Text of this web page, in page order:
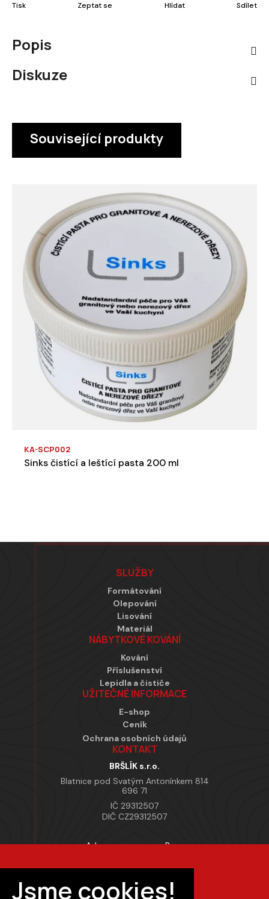
Jsme cookies!
Tisk Zeptat se Hlídat Sdílet
Popis
Diskuze
Související produkty
KA-SCP002
Sinks čistící a leštící pasta 200 ml
Zápatí
SLUŽBY
Formátování
Olepování
Lisování
Materiál
NÁBYTKOVÉ KOVÁNÍ
Kování
Příslušenství
Lepidla a čističe
UŽITEČNÉ INFORMACE
E-shop
Ceník
Ochrana osobních údajů
KONTAKT
BRŠLÍK s.r.o.
Blatnice pod Svatým Antonínkem 814
696 71
IČ 29312507
DIČ CZ29312507
Adresa provozovny Brno
Pracovní doba
Po–Pá 7:00 – 15:30